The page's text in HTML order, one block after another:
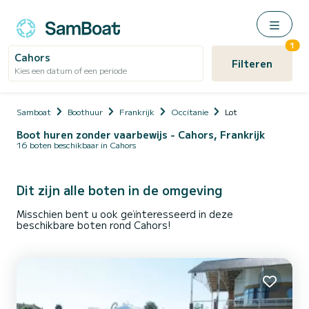
Cahors
Kies een datum of een periode Filteren
1
Samboat Boothuur Frankrijk Occitanie Lot
Boot huren zonder vaarbewijs - Cahors, Frankrijk
16 boten beschikbaar in Cahors
Dit zijn alle boten in de omgeving
Misschien bent u ook geïnteresseerd in deze
beschikbare boten rond Cahors!